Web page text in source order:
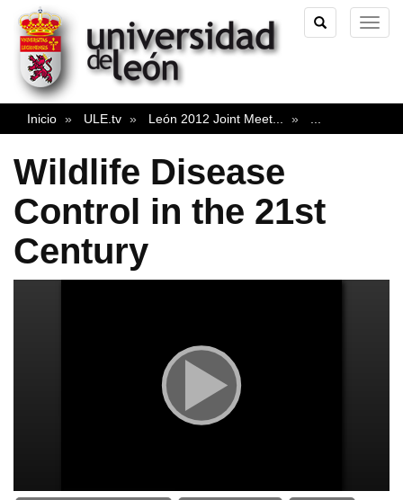
TOGGLE
SEARCH
Inicio ULE.tv León 2012 Joint Meet
Wildlife Disease
Control in the 21st
Century